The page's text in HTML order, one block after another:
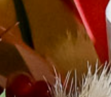
LÁTVÁNYOSSÁGOK
GYÖNGYÖS
VÁROS
ÉRTÉKTÁRA
VÁROSUNKRÓL